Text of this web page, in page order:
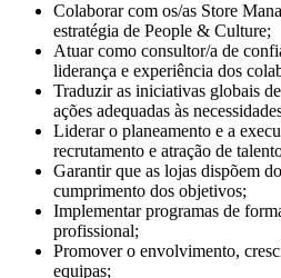
Colaborar com os/as Store
estratégia de People & Culture;
Atuar como consultor/a de
liderança e experiência dos
Traduzir as iniciativas globais
ações adequadas às
Liderar o planeamento e a
recrutamento e atração de
Garantir que as lojas dispõem
cumprimento dos objetivos;
Implementar programas de
profissional;
Promover o envolvimento,
equipas;